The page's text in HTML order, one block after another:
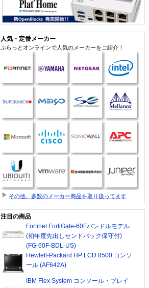
人気・定番メーカー
ぷらっとオンラインで人気のメーカーをご紹介！
その他、多数のメーカー商品を取り扱ってます
注目の商品
Fortinet FortiGate-60Fバンドルモデル
(初年度先出しセンドバック保守付)
(FG-60F-BDL-US)
Hewlett-Packard HP LCD 8500 コンソ
ール (AF642A)
IBM Flex System コンソール・ブレイ